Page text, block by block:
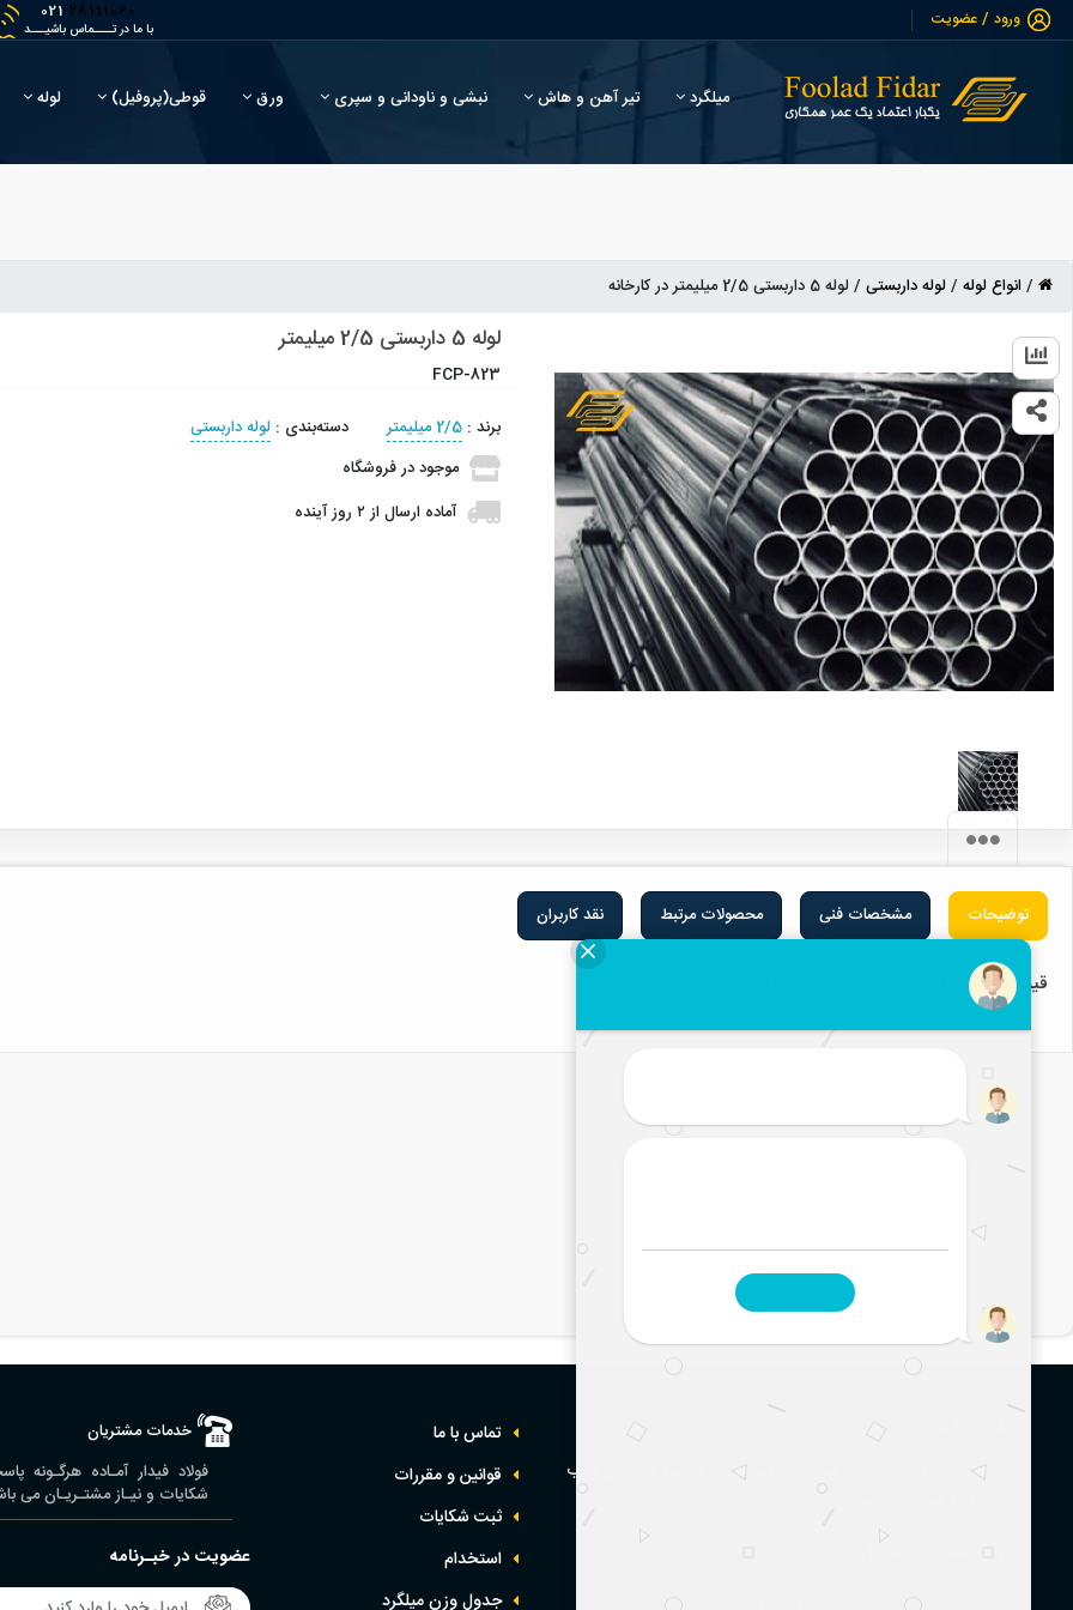
ورود / عضویت 021 28111060
با ما در تــــماس باشیـــد
میلگرد تیر آهن و هاش نبشی و ناودانی و سپری ورق قوطی(پروفیل) لوله
/ انواع لوله / لوله داربستی / لوله 5 داربستی 2/5 میلیمتر در کارخانه
لوله 5 داربستی 2/5 میلیمتر
FCP-823
برند :2/5 میلیمتر دسته‌بندی : لوله داربستی
موجود در فروشگاه
آماده ارسال از ۲ روز آینده
توضیحات مشخصات فنی محصولات مرتبط نقد کاربران
قیمت لوله 5 2/5 میلیمتر داربستی در کارخانه
آدرس :
سعادت آباد بلوار سرو غربی بین چهار راه سرو و میدان کتاب
تماس با ما
قوانین و مقررات
ثبت شکایات
استخدام
جدول وزن ميلگرد
خدمات مشتریان
فولاد فیدار آمـاده هرگـونه
شکایات و نیـاز مشتـریـان می
عضویت در خبـرنامه